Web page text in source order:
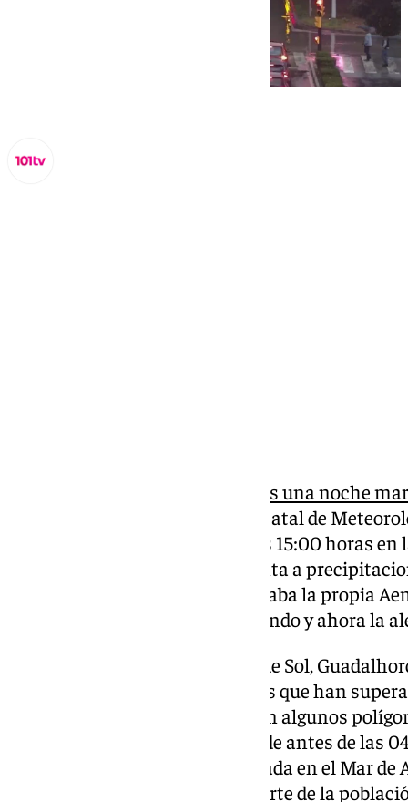
Tras una noche
toda la provincia, la Agencia Estatal de
lluvias desde las 12:00 hasta las 15:00 horas
Guadalhorce. La previsión apunta a
120 mm, pero tal y como apuntaba la propia
precipitaciones han ido remitiendo y ahora la
Esta madrugada las comarcas de Sol,
efectos de una DANA con lluvias que han
eléctrico, dejando incidencias en algunos
capital con balsas de agua. Desde antes de las
continuos de la tormenta formada en el Mar
la capital, haciendo que gran parte de la